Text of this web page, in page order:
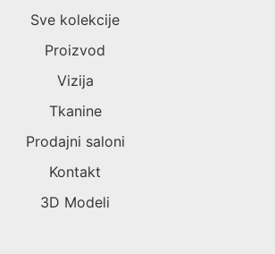
Sve kolekcije
Proizvod
Vizija
Tkanine
Prodajni saloni
Kontakt
3D Modeli